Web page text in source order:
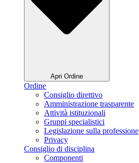
Apri Ordine
Ordine
Consiglio direttivo
Amministrazione trasparente
Attività istituzionali
Gruppi specialistici
Legislazione sulla professione
Privacy
Consiglio di disciplina
Componenti